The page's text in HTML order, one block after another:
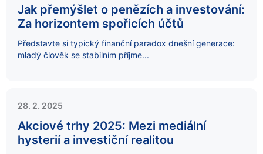
Jak přemýšlet o penězích a investování:
Za horizontem spořicích účtů
Představte si typický finanční paradox dnešní generace:
mladý člověk se stabilním příjme...
28. 2. 2025
Akciové trhy 2025: Mezi mediální
hysterií a investiční realitou